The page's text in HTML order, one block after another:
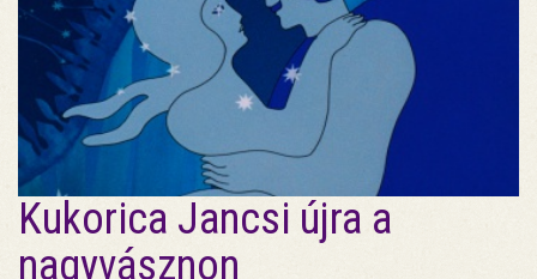
Kukorica Jancsi újra a
nagyvásznon